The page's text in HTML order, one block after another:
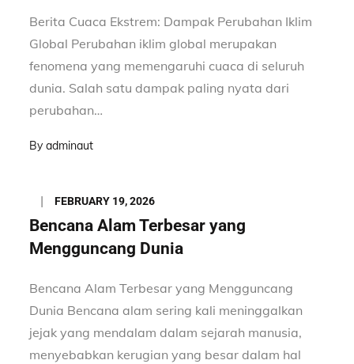
Berita Cuaca Ekstrem: Dampak Perubahan Iklim
Global Perubahan iklim global merupakan
fenomena yang memengaruhi cuaca di seluruh
dunia. Salah satu dampak paling nyata dari
perubahan…
Byadminaut
Posted
on
FEBRUARY 19, 2026
Bencana Alam Terbesar yang
Mengguncang Dunia
Bencana Alam Terbesar yang Mengguncang
Dunia Bencana alam sering kali meninggalkan
jejak yang mendalam dalam sejarah manusia,
menyebabkan kerugian yang besar dalam hal